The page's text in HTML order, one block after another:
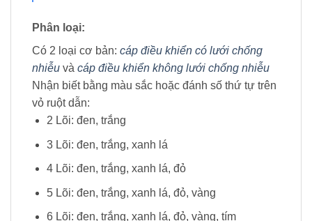
Phân loại:
Có 2 loại cơ bản: cáp điều khiển có lưới chống
nhiễu và cáp điều khiển không lưới chống nhiễu
Nhận biết bằng màu sắc hoặc đánh số thứ tự trên
vỏ ruột dẫn:
2 Lõi: đen, trắng
3 Lõi: đen, trắng, xanh lá
4 Lõi: đen, trắng, xanh lá, đỏ
5 Lõi: đen, trắng, xanh lá, đỏ, vàng
6 Lõi: đen, trắng, xanh lá, đỏ, vàng, tím